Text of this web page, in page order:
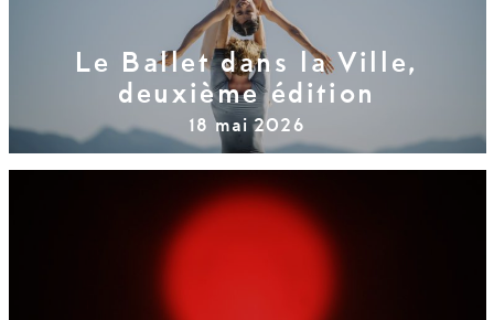
Le Ballet dans la Ville,
deuxième édition
18 mai 2026